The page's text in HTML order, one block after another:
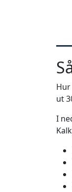
ut
I